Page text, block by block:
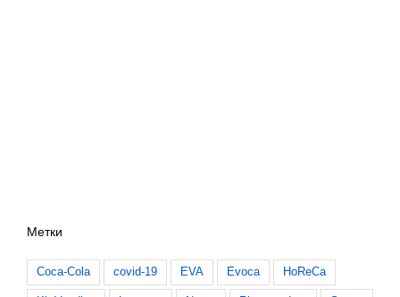
Метки
Coca-Cola covid-19 EVA Evoca HoReCa